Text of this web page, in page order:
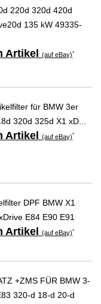
220d 320d 420d
135 kW 49335-
Artikel(auf eBay)*
für BMW 3er
320d 325d X1 xD...
Artikel(auf eBay)*
DPF BMW X1
E84 E90 E91
Artikel(auf eBay)*
+ZMS FÜR BMW 3-
320-d 18-d 20-d